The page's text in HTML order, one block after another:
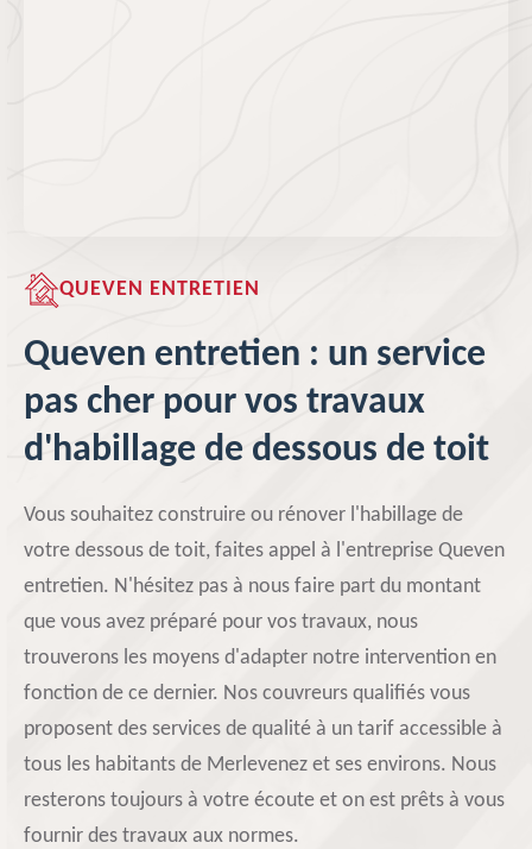
QUEVEN ENTRETIEN
Queven entretien : un service
pas cher pour vos travaux
d'habillage de dessous de toit
Vous souhaitez construire ou rénover l'habillage de
votre dessous de toit, faites appel à l'entreprise Queven
entretien. N'hésitez pas à nous faire part du montant
que vous avez préparé pour vos travaux, nous
trouverons les moyens d'adapter notre intervention en
fonction de ce dernier. Nos couvreurs qualifiés vous
proposent des services de qualité à un tarif accessible à
tous les habitants de Merlevenez et ses environs. Nous
resterons toujours à votre écoute et on est prêts à vous
fournir des travaux aux normes.